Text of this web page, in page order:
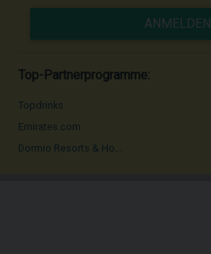
ANMELDEN
Top-Partnerprogramme:
Topdrinks
Emirates.com
Dormio Resorts & Ho...